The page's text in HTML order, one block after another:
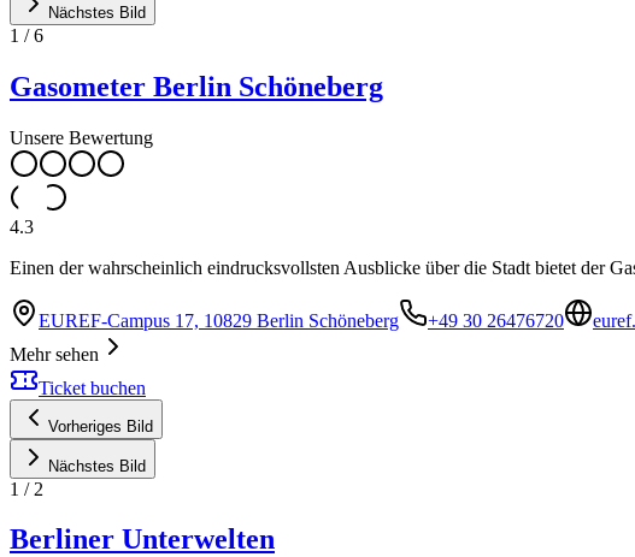
Nächstes Bild
1 /6
Gasometer Berlin Schöneberg
Unsere Bewertung
4.3
Einen der wahrscheinlich eindrucksvollsten Ausblicke über die Stadt bietet der
EUREF-Campus 17, 10829 Berlin Schöneberg +49 30 26476720
Mehr sehen
Ticket buchen
Vorheriges Bild
Nächstes Bild
1 / 2
Berliner Unterwelten